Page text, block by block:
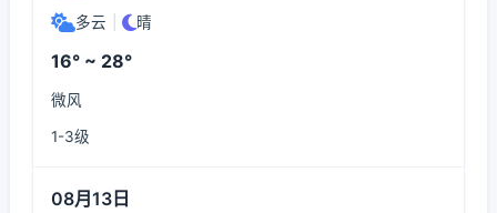
多云 晴
16° ~ 28°
微风
1-3级
08月13日